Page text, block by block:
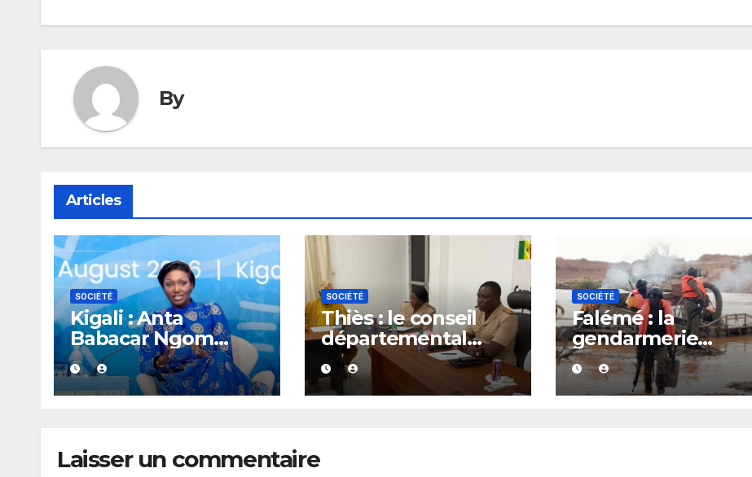
By
Articles
SOCIÉTÉ
Kigali : Anta
Babacar Ngom
salue une académie
dédiée au
leadership politique
SOCIÉTÉ
Thiès : le conseil
départemental
réagit après le
rappel à l’ordre du
gouverneur
SOCIÉTÉ
Falémé : la
gendarmerie
détruit 27 dragues
dans le cadre de la
lutte contre
Laisser un commentaire